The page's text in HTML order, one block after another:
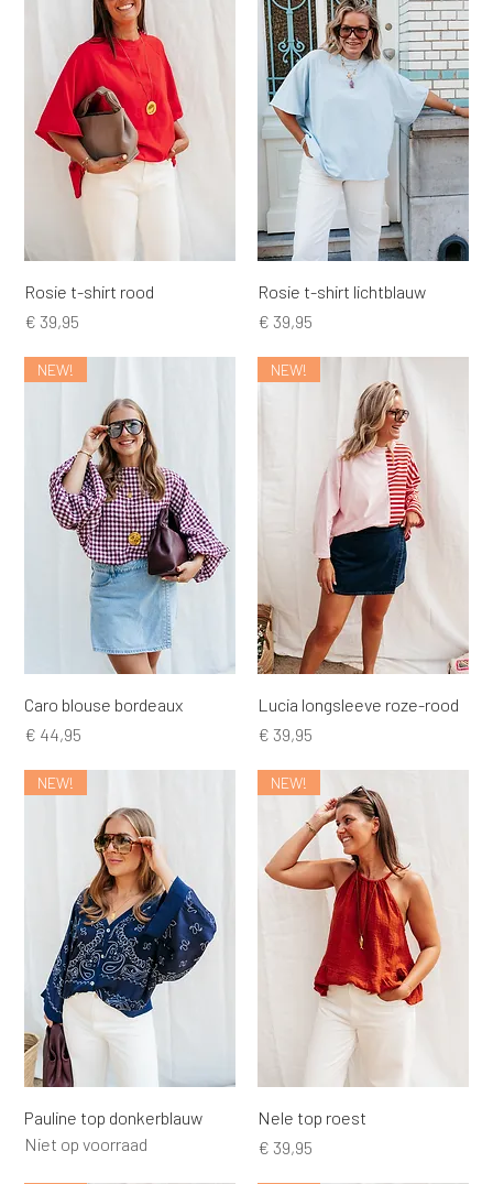
Rosie t-shirt rood
Prijs
€ 39,95
Rosie t-shirt lichtblauw
Prijs
€ 39,95
NEW!
Caro blouse bordeaux
Prijs
€ 44,95
NEW!
Lucia longsleeve roze-rood
Prijs
€ 39,95
NEW!
Pauline top donkerblauw
Niet op voorraad
NEW!
Nele top roest
Prijs
€ 39,95